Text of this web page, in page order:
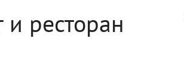
ресторан